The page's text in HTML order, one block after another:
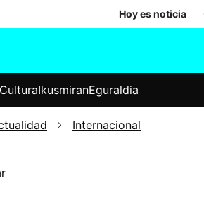
Hoy es noticia
Elecciones
CulturaIkusmiranEguraldia
Internacional